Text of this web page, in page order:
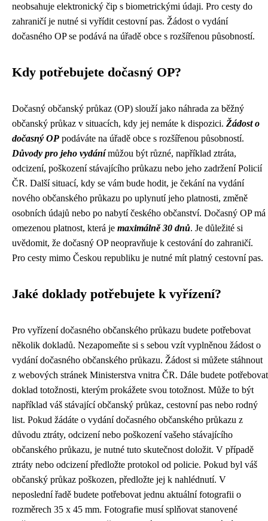
neobsahuje elektronický čip s biometrickými údaji. Pro cesty do
zahraničí je nutné si vyřídit cestovní pas. Žádost o vydání
dočasného OP se podává na úřadě obce s rozšířenou působností.
Kdy potřebujete dočasný OP?
Dočasný občanský průkaz (OP) slouží jako náhrada za běžný
občanský průkaz v situacích, kdy jej nemáte k dispozici. Žádost o
dočasný OP podáváte na úřadě obce s rozšířenou působností.
Důvody pro jeho vydánímůžou být různé, například ztráta,
odcizení, poškození stávajícího průkazu nebo jeho zadržení Policií
ČR. Další situací, kdy se vám bude hodit, je čekání na vydání
nového občanského průkazu po uplynutí jeho platnosti, změně
osobních údajů nebo po nabytí českého občanství. Dočasný OP má
omezenou platnost, která je maximálně 30 dnů. Je důležité si
uvědomit, že dočasný OP neopravňuje k cestování do zahraničí.
Pro cesty mimo Českou republiku je nutné mít platný cestovní pas.
Jaké doklady potřebujete k vyřízení?
Pro vyřízení dočasného občanského průkazu budete potřebovat
několik dokladů. Nezapomeňte si s sebou vzít vyplněnou žádost o
vydání dočasného občanského průkazu. Žádost si můžete stáhnout
z webových stránek Ministerstva vnitra ČR. Dále budete potřebovat
doklad totožnosti, kterým prokážete svou totožnost. Může to být
například váš stávající občanský průkaz, cestovní pas nebo rodný
list. Pokud žádáte o vydání dočasného občanského průkazu z
důvodu ztráty, odcizení nebo poškození vašeho stávajícího
občanského průkazu, je nutné tuto skutečnost doložit. V případě
ztráty nebo odcizení předložte protokol od policie. Pokud byl váš
občanský průkaz poškozen, předložte jej k nahlédnutí. V
neposlední řadě budete potřebovat jednu aktuální fotografii o
rozměrech 35 x 45 mm. Fotografie musí splňovat stanovené